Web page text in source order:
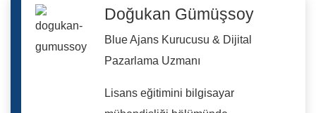
Doğukan Gümüşsoy
Blue Ajans Kurucusu & Dijital
Pazarlama Uzmanı
Lisans eğitimini bilgisayar